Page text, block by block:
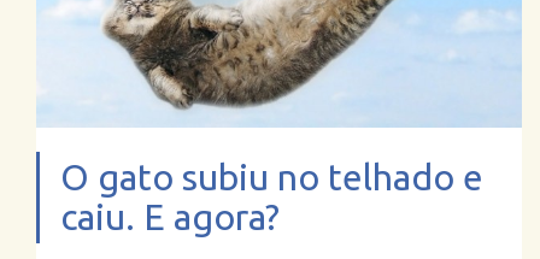
O gato subiu no telhado e
caiu. E agora?